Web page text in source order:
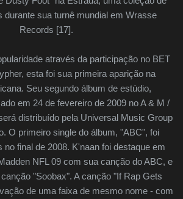
durante sua turnê mundial em Wrasse
Records [17].
através da participação no BET
esta foi sua primeira aparição na
Seu segundo álbum de estúdio,
em 24 de fevereiro de 2009 no A & M /
distribuído pela Universal Music Group
O primeiro single do álbum, "ABC", foi
no final de 2008. K'naan foi destaque em
NFL 09 com sua canção do ABC, e
"Soobax". A canção "If Rap Gets
de uma faixa de mesmo nome - com